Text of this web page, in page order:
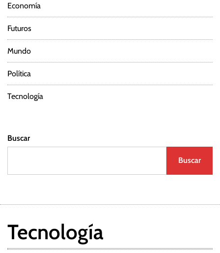
Economía
Futuros
Mundo
Política
Tecnología
Buscar
Buscar
Tecnología